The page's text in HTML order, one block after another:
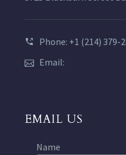
Phone: +1 (214) 379-
Email:
EMAIL US
Name